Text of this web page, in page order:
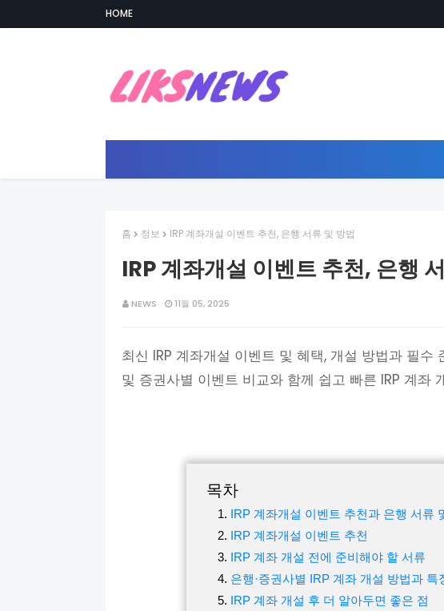
HOME
홈 정보 IRP 계좌개설 이벤트 추천, 은행 서류 및 방법
IRP 계좌개설 이벤트 추천, 은행
NEWS 11월 05, 2025
최신 IRP 계좌개설 이벤트 및 혜택, 개설 방법과 필수
및 증권사별 이벤트 비교와 함께 쉽고 빠른 IRP 계좌
목차
IRP 계좌개설 이벤트 추천과 은행 서류
IRP 계좌개설 이벤트 추천
IRP 계좌 개설 전에 준비해야 할 서류
은행·증권사별 IRP 계좌 개설 방법과 특
IRP 계좌 개설 후 더 알아두면 좋은 점